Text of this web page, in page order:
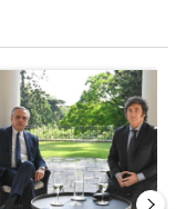
Lula-Milei:
de tendencia con